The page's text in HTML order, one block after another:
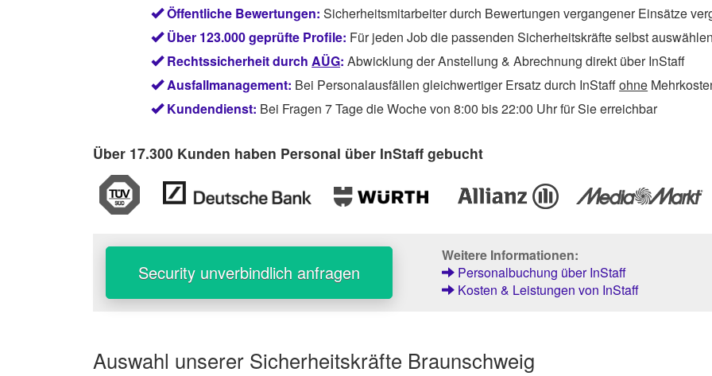
Öffentliche Bewertungen: Sicherheitsmitarbeiter durch Bewertungen vergangener Einsätze
Über 123.000 geprüfte Profile: Für jeden Job die passenden Sicherheitskräfte selbst
Rechtssicherheit durchAÜG: Abwicklung der Anstellung & Abrechnung direkt über InStaff
Ausfallmanagement: Bei Personalausfällen gleichwertiger Ersatz durch InStaffohne
Kundendienst: Bei Fragen 7 Tage die Woche von 8:00 bis 22:00 Uhr für Sie erreichbar
Über 17.300 Kunden haben Personal über InStaff gebucht
Security unverbindlich anfragen
Weitere Informationen:
Personalbuchung über InStaff
Kosten & Leistungen von InStaff
Auswahl unserer Sicherheitskräfte Braunschweig